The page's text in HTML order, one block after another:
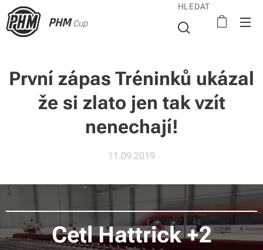
PHMCup
HLEDAT
První zápas Tréninků ukázal
že si zlato jen tak vzít
nenechají!
11.09.2019
Cetl Hattrick +2